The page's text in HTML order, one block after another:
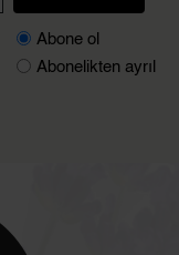
Abone ol
Abonelikten ayrıl